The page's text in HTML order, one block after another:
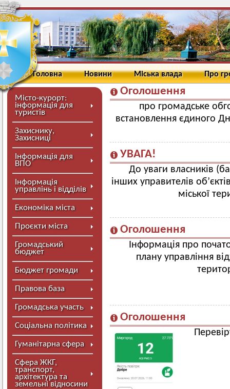
Головна Новини Міська влада Про
Місто-курорт:
інформація для
туристів
Захиснику,
Захисниці
Інформація для
ВПО
Інформація
управлінь і відділів
Економіка міста
Проєкти міста
Громадський
бюджет
Бюджет громади
Правова база
Громадська участь
Соціальна політика
Гуманітарна сфера
Сфера ЖКГ,
транспорт,
архітектура та
земельні відносини
Оголошення
про громадське
встановлення єдиного
УВАГА!
До уваги власників
інших управителів
міської
Оголошення
Інформація про
плану управління
Оголошення